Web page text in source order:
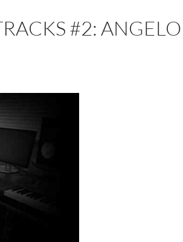
#2: ANGELO